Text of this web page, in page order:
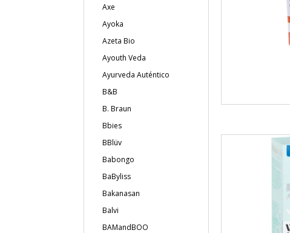
Axe
Ayoka
Azeta Bio
Ayouth Veda
Ayurveda Auténtico
B&B
B. Braun
Bbies
BBlüv
Babongo
BaByliss
Bakanasan
Balvi
BAMandBOO